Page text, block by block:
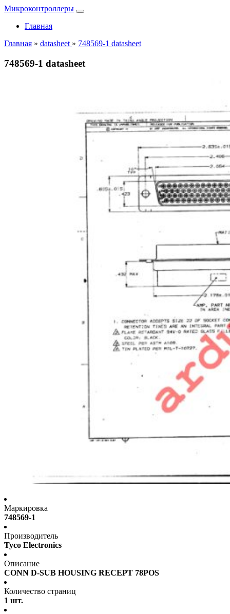
Микроконтроллеры
Главная
Главная » datasheet » 748569-1 datasheet
748569-1 datasheet
Маркировка
748569-1
Производитель
Tyco Electronics
Описание
CONN D-SUB HOUSING RECEPT 78POS
Количество страниц
1 шт.